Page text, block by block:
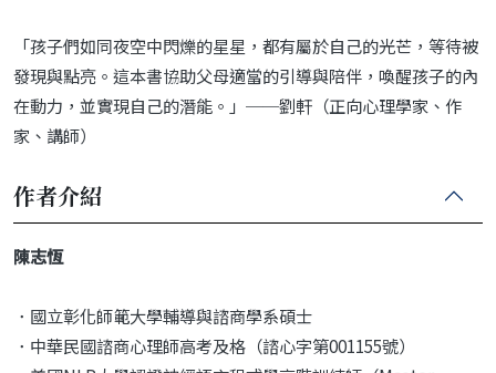
「孩子們如同夜空中閃爍的星星，都有屬於自己的光芒，等待被
發現與點亮。這本書協助父母適當的引導與陪伴，喚醒孩子的內
在動力，並實現自己的潛能。」──劉軒（正向心理學家、作
家、講師）
作者介紹
陳志恆
．國立彰化師範大學輔導與諮商學系碩士
．中華民國諮商心理師高考及格（諮心字第001155號）